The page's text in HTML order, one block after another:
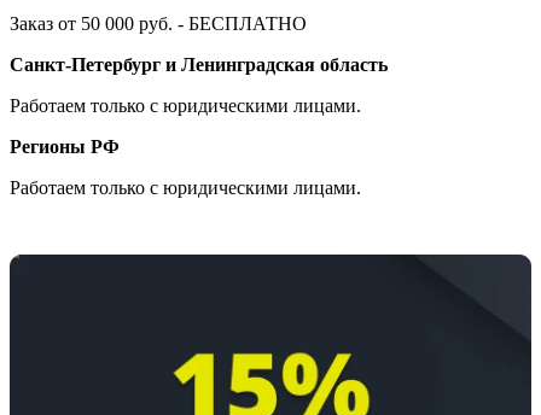
Заказ от 50 000 руб. - БЕСПЛАТНО
Санкт-Петербург и Ленинградская область
Работаем только с юридическими лицами.
Регионы РФ
Работаем только с юридическими лицами.